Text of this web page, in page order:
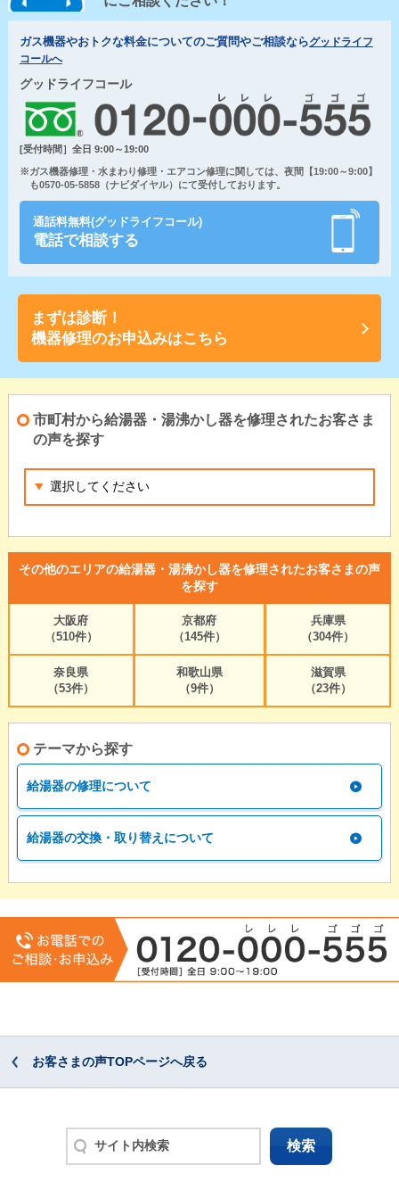
ガス機器やおトクな料金についてのご質問やご相談ならグッドライフ
コールへ
グッドライフコール
[受付時間］全日 9:00～19:00
※ガス機器修理・水まわり修理・エアコン修理に関しては、夜間【19:00～9:00】
も0570-05-5858（ナビダイヤル）にて受付しております。
通話料無料(グッドライフコール)
電話で相談する
まずは診断！
機器修理のお申込みはこちら
市町村から給湯器・湯沸かし器を修理されたお客さま
の声を探す
その他のエリアの給湯器・湯沸かし器を修理されたお客さまの声
を探す
大阪府
（510件）
京都府
（145件）
兵庫県
（304件）
奈良県
（53件）
和歌山県
（9件）
滋賀県
（23件）
テーマから探す
給湯器の修理について
給湯器の交換・取り替えについて
お客さまの声TOPページへ戻る